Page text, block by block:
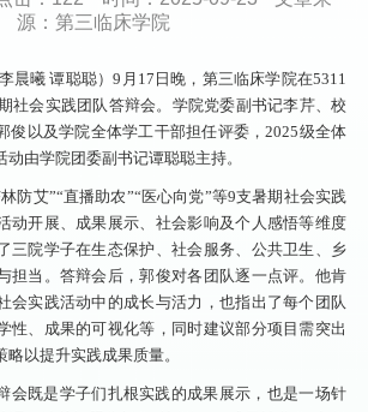
源：第三临床学院
晨曦 谭聪聪）9月17日晚，第三临床学院在5311
社会实践团队答辩会。学院党委副书记李芹、校
俊以及学院全体学工干部担任评委，2025级全体
由学院团委副书记谭聪聪主持。
防艾”“直播助农”“医心向党”等9支暑期社会实践
动开展、成果展示、社会影响及个人感悟等维度
三院学子在生态保护、社会服务、公共卫生、乡
担当。答辩会后，郭俊对各团队逐一点评。他肯
会实践活动中的成长与活力，也指出了每个团队
性、成果的可视化等，同时建议部分项目需突出
以提升实践成果质量。
会既是学子们扎根实践的成果展示，也是一场针